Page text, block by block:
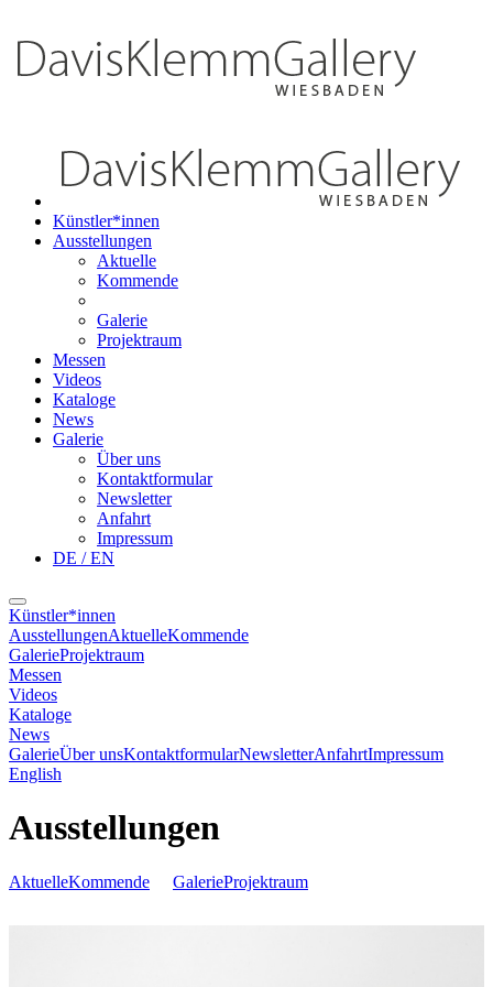
Künstler*innen
Ausstellungen
Aktuelle
Kommende
Galerie
Projektraum
Messen
Videos
Kataloge
News
Galerie
Über uns
Kontaktformular
Newsletter
Anfahrt
Impressum
DE / EN
Künstler*innen
AusstellungenAktuelleKommende
GalerieProjektraum
Messen
Videos
Kataloge
News
GalerieÜber unsKontaktformularNewsletterAnfahrtImpressum
English
Ausstellungen
AktuelleKommende GalerieProjektraum